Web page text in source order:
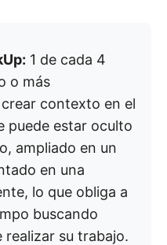
1 de cada 4
o más
contexto en el
puede estar oculto
ampliado en un
en una
lo que obliga a
buscando
su trabajo.